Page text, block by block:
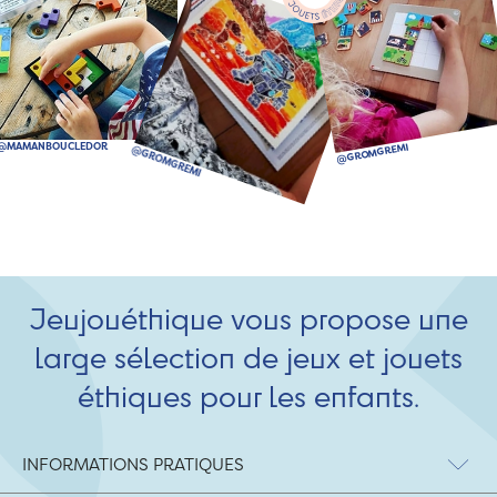
Jeujouéthique vous propose une
large sélection de jeux et jouets
éthiques pour les enfants.
INFORMATIONS PRATIQUES